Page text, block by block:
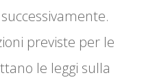
previste per le
le leggi sulla